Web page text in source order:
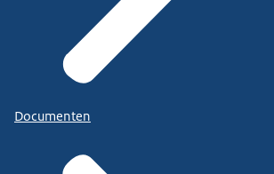
Documenten